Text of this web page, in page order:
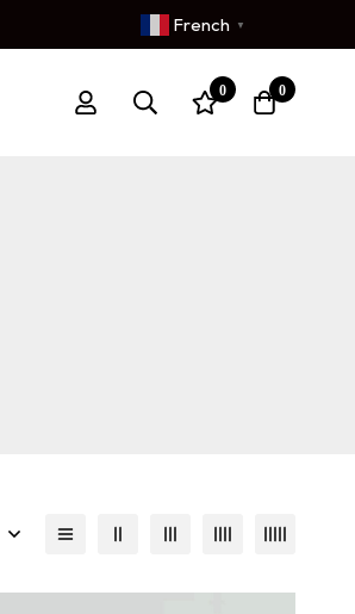
French ▼
0 0